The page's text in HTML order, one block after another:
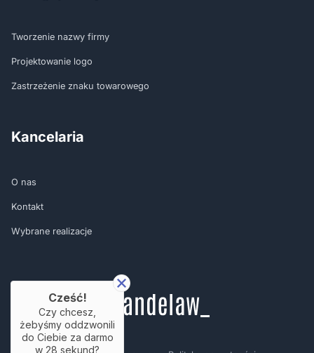
Tworzenie nazwy firmy
Projektowanie logo
Zastrzeżenie znaku towarowego
Kancelaria
O nas
Kontakt
Wybrane realizacje
Cześć!
Czy chcesz,
żebyśmy oddzwonili
do Ciebie za darmo
w 28 sekund?